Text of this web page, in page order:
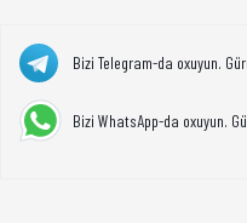
Bizi Telegram-da oxuyun.
Bizi WhatsApp-da oxuyun.